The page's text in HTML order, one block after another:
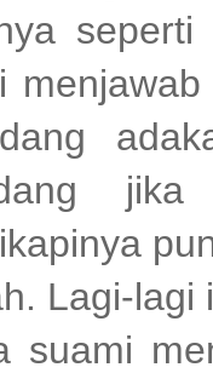
seperti
Lagi-lagi
suami